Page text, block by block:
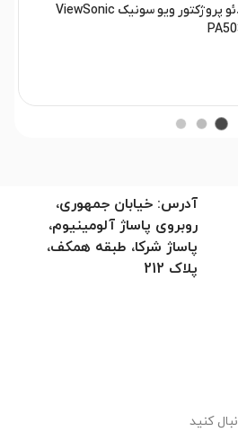
ویدئو پروژکتور ویو سونیک ViewSonic
آدرس: خیابان جمهوری،
روبروی پاساژ آلومینیوم،
پاساژ شرکا، طبقه همکف،
پلاک 212
کنید